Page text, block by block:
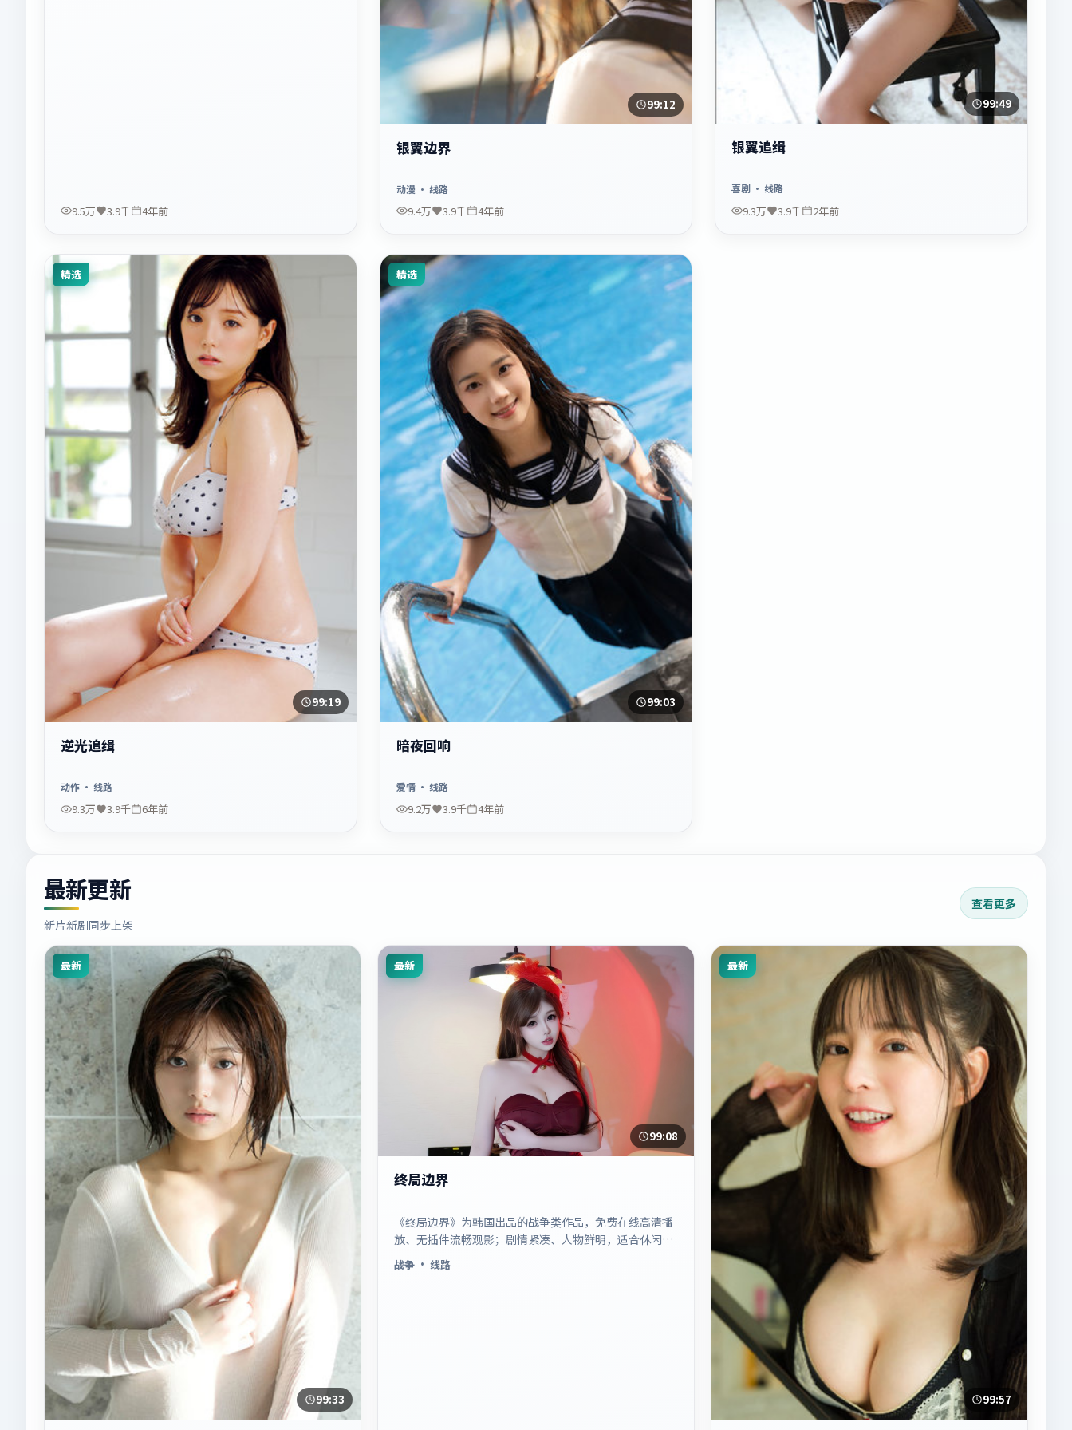
9.5万 3.9千 4年前
99:12
银翼边界
动漫 · 线路
9.4万 3.9千 4年前
99:49
银翼追缉
喜剧 · 线路
9.3万 3.9千 2年前
精选
99:19
逆光追缉
动作· 线路
9.3万 3.9千 6年前
精选
99:03
暗夜回响
爱情· 线路
9.2万 3.9千 4年前
最新更新
新片新剧同步上架
查看更多
最新
99:33
最新
99:08
终局边界
《终局边界》为韩国出品的战争类作品，免费在线高清播
放、无插件流畅观影；剧情紧凑、人物鲜明，适合休闲一
口气追看。
战争· 线路
最新
99:57